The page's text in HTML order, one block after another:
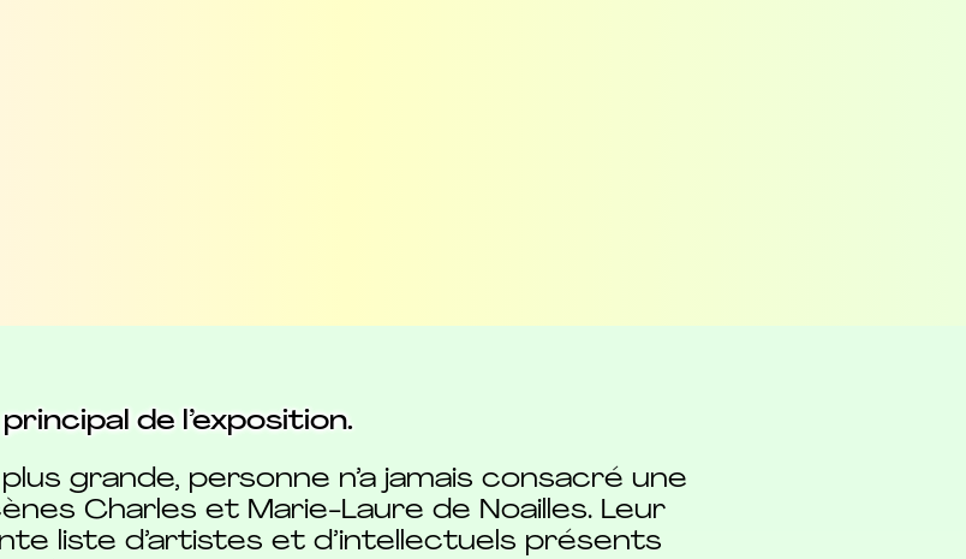
de l’exposition.
grande, personne n’a jamais consacré une
Charles et Marie-Laure de Noailles. Leur
liste d’artistes et d’intellectuels présents